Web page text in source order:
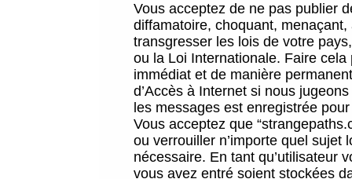
Vous acceptez de ne pas publier
diffamatoire, choquant,
transgresser les lois de votre
ou la Loi Internationale. Faire
immédiat et de manière
d’Accès à Internet si nous
les messages est enregistrée
Vous acceptez que
ou verrouiller n’importe quel sujet
nécessaire. En tant qu’utilisateur
vous avez entré soient stockées